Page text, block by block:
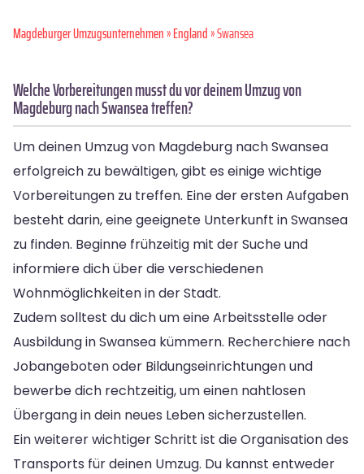
Magdeburger Umzugsunternehmen»England» Swansea
Welche Vorbereitungen musst du vor deinem Umzug von
Magdeburg nach Swansea treffen?
Um deinen Umzug von Magdeburg nach Swansea
erfolgreich zu bewältigen, gibt es einige wichtige
Vorbereitungen zu treffen. Eine der ersten Aufgaben
besteht darin, eine geeignete Unterkunft in Swansea
zu finden. Beginne frühzeitig mit der Suche und
informiere dich über die verschiedenen
Wohnmöglichkeiten in der Stadt.
Zudem solltest du dich um eine Arbeitsstelle oder
Ausbildung in Swansea kümmern. Recherchiere nach
Jobangeboten oder Bildungseinrichtungen und
bewerbe dich rechtzeitig, um einen nahtlosen
Übergang in dein neues Leben sicherzustellen.
Ein weiterer wichtiger Schritt ist die Organisation des
Transports für deinen Umzug. Du kannst entweder